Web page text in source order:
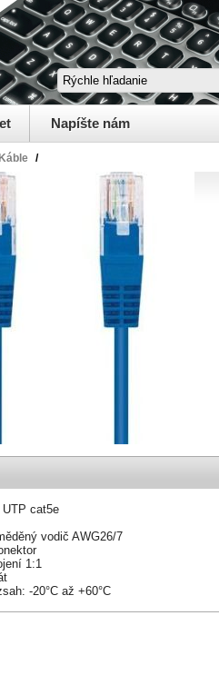
Napíšte nám
Káble /
UTP cat5e
vodič AWG26/7
1:1
-20°C až +60°C